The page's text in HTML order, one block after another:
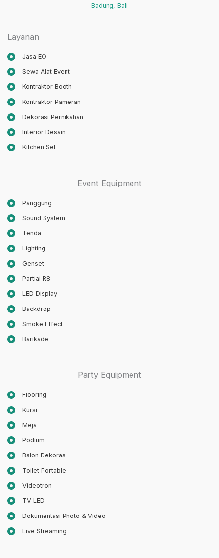
Badung, Bali
Layanan
Jasa EO
Sewa Alat Event
Kontraktor Booth
Kontraktor Pameran
Dekorasi Pernikahan
Interior Desain
Kitchen Set
Event Equipment
Panggung
Sound System
Tenda
Lighting
Genset
Partiai R8
LED Display
Backdrop
Smoke Effect
Barikade
Party Equipment
Flooring
Kursi
Meja
Podium
Balon Dekorasi
Toilet Portable
Videotron
TV LED
Dokumentasi Photo & Video
Live Streaming